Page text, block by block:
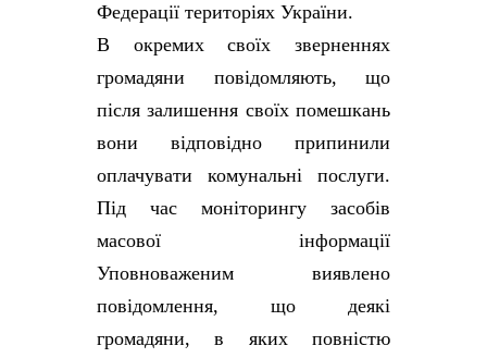
Федерації територіях України.
В окремих своїх зверненнях
громадяни повідомляють, що
після залишення своїх помешкань
вони відповідно припинили
оплачувати комунальні послуги.
Під час моніторингу засобів
масової інформації
Уповноваженим виявлено
повідомлення, що деякі
громадяни, в яких повністю